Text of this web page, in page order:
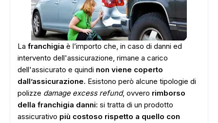
La franchigia è l’importo che, in caso di danni ed
intervento dell'assicurazione, rimane a carico
dell'assicurato e quindi non viene coperto
dall’assicurazione. Esistono però alcune tipologie di
polizze damage excess refund, ovvero rimborso
della franchigia danni: si tratta di un prodotto
assicurativo più costoso rispetto a quello con